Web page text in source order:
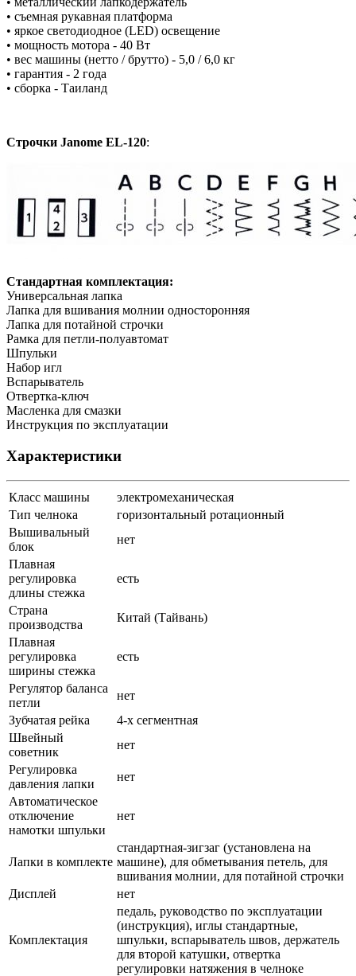
• съемная рукавная платформа
• яркое светодиодное (LED) освещение
• мощность мотора - 40 Вт
• вес машины (нетто / брутто) - 5,0 / 6,0 кг
• гарантия - 2 года
• сборка - Таиланд
Строчки Janome EL-120:
Стандартная комплектация:
Универсальная лапка
Лапка для вшивания молнии односторонняя
Лапка для потайной строчки
Рамка для петли-полуавтомат
Шпульки
Набор игл
Вспарыватель
Отвертка-ключ
Масленка для смазки
Инструкция по эксплуатации
Характеристики
Класс машины
электромеханическая
Тип челнока
горизонтальный ротационный
Вышивальный
блок
нет
Плавная
регулировка
длины стежка
есть
Страна
производства
Китай (Тайвань)
Плавная
регулировка
ширины стежка
есть
Регулятор баланса
петли
нет
Зубчатая рейка
4-х сегментная
Швейный
советник
нет
Регулировка
давления лапки
нет
Автоматическое
отключение
намотки шпульки
нет
Лапки в комплекте
стандартная-зигзаг (установлена на
машине), для обметывания петель, для
вшивания молнии, для потайной строчки
Дисплей
нет
Комплектация
педаль, руководство по эксплуатации
(инструкция), иглы стандартные,
шпульки, вспарыватель швов, держатель
для второй катушки, отвертка
регулировки натяжения в челноке